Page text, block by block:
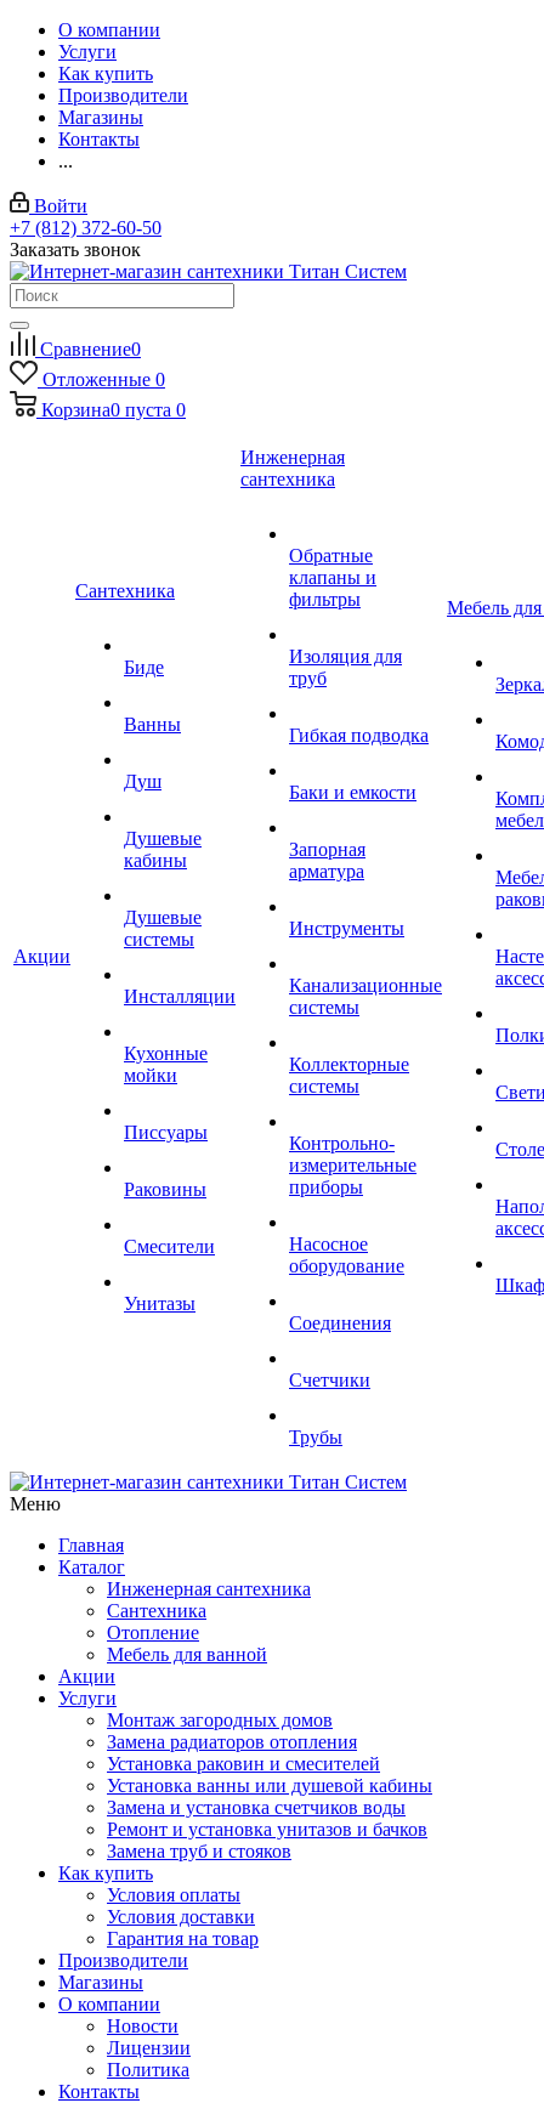
О компании
Услуги
Как купить
Производители
Магазины
Контакты
...
Войти
+7 (812) 372-60-50
Заказать звонок
Сравнение0
Отложенные 0
Корзина0 пуста 0
Акции
Сантехника
Биде
Ванны
Душ
Душевые
кабины
Душевые
системы
Инсталляции
Кухонные
мойки
Писсуары
Раковины
Смесители
Унитазы
Инженерная
сантехника
Обратные
клапаны и
фильтры
Изоляция для
труб
Гибкая подводка
Баки и емкости
Запорная
арматура
Инструменты
Канализационные
системы
Коллекторные
системы
Контрольно-
измерительные
приборы
Насосное
оборудование
Соединения
Счетчики
Трубы
Мебель
Меню
Главная
Каталог
Инженерная сантехника
Сантехника
Отопление
Мебель для ванной
Акции
Услуги
Монтаж загородных домов
Замена радиаторов отопления
Установка раковин и смесителей
Установка ванны или душевой кабины
Замена и установка счетчиков воды
Ремонт и установка унитазов и бачков
Замена труб и стояков
Как купить
Условия оплаты
Условия доставки
Гарантия на товар
Производители
Магазины
О компании
Новости
Лицензии
Политика
Контакты